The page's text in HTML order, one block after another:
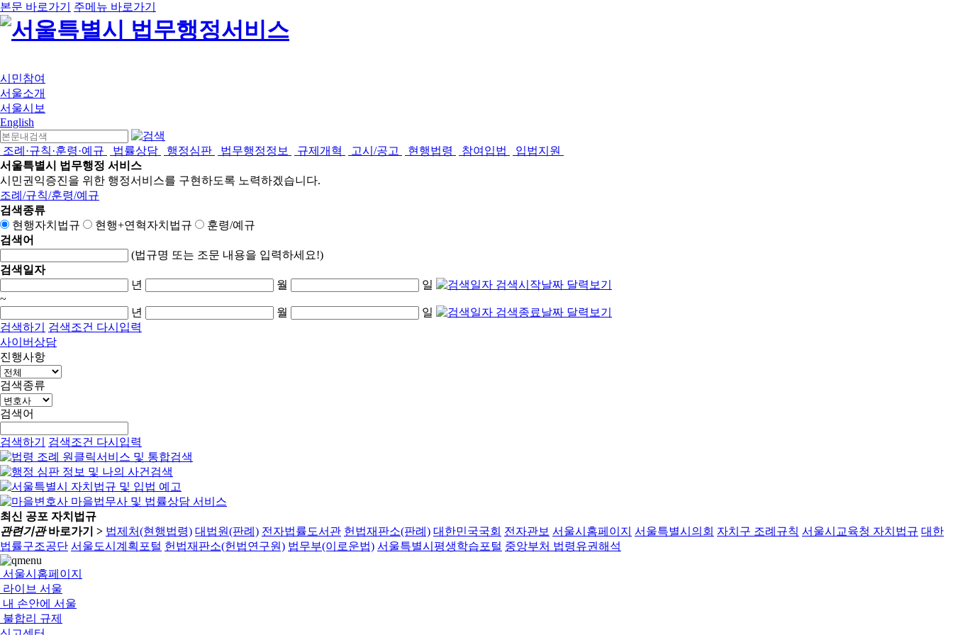
본문 바로가기 주메뉴 바로가기
시민참여
서울소개
서울시보
English
조례·규칙·훈령·예규 법률상담 행정심판 법무행정정보 규제개혁 고시/공고 현행법령 참여입법
입법지원
서울특별시 법무행정 서비스
시민권익증진을 위한 행정서비스를 구현하도록 노력하겠습니다.
조례/규칙/훈령/예규
검색종류
현행자치법규
현행+연혁자치법규
훈령/예규
검색어
(법규명 또는 조문 내용을 입력하세요!)
검색일자
년
월
일
~
년
월
일
검색하기
검색조건 다시입력
사이버상담
진행사항
검색종류
검색어
검색하기 검색조건 다시입력
최신 공포 자치법규
관련기관바로가기 > 법제처(현행법령) 대법원(판례) 전자법률도서관 헌법재판소(판례) 대한민국국회 전자관보 서울시홈페이지 서울특별시의회 자치구 조례규칙 서울시교육청 자치법규 대한
법률구조공단 서울도시계획포털 헌법재판소(헌법연구원) 법무부(이로운법) 서울특별시평생학습포털 중앙부처 법령유권해석
서울시홈페이지
라이브 서울
내 손안에 서울
불합리 규제